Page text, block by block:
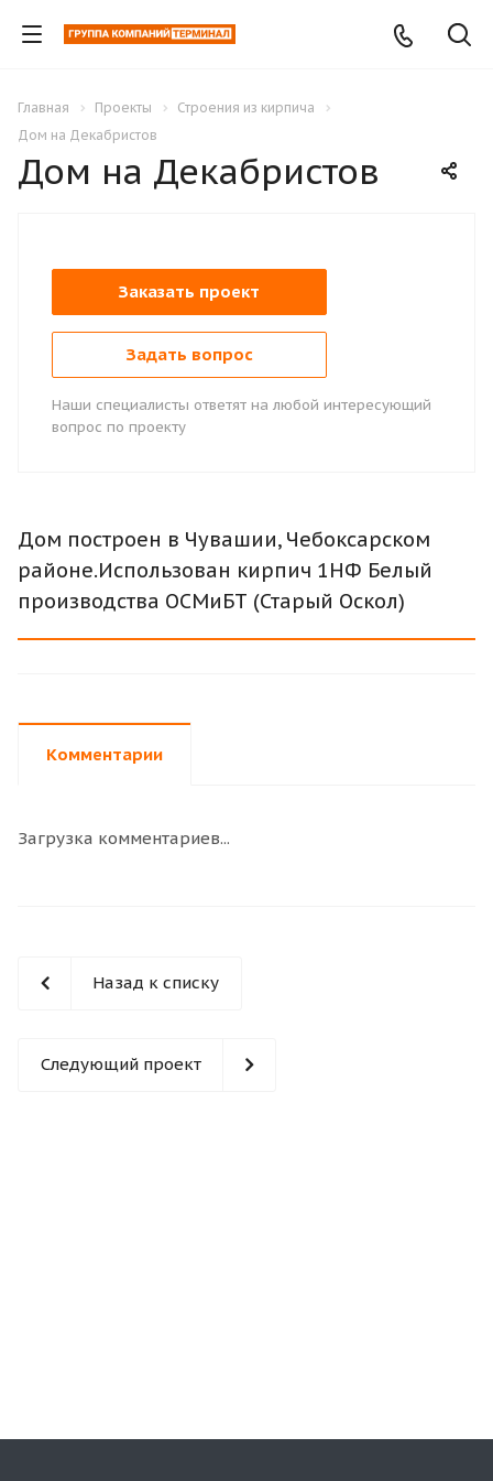
Главная Проекты
Строения из кирпича
Дом на Декабристов
Дом на Декабристов
Заказать проект
Задать вопрос
Наши специалисты ответят на любой интересующий
вопрос по проекту
Дом построен в Чувашии, Чебоксарском
районе.Использован кирпич 1НФ Белый
производства ОСМиБТ (Старый Оскол)
Комментарии
Загрузка комментариев...
Назад к списку
Следующий проект